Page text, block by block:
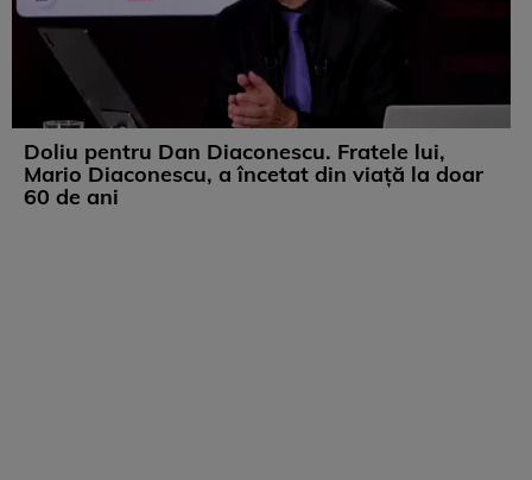
Doliu pentru Dan Diaconescu. Fratele lui,
Mario Diaconescu, a încetat din viață la doar
60 de ani